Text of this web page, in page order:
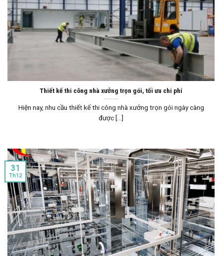
Thiết kế thi công nhà xưởng trọn gói, tối ưu chi phí
Hiện nay, nhu cầu thiết kế thi công nhà xưởng trọn gói ngày càng
được [...]
31
Th12